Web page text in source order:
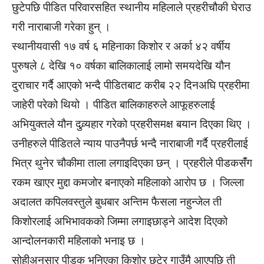
छुटेपछि पीडित परिवारसहित स्थानीय महिलाले प्रहरीचौकी घेराउ
गरी नाराबाजी गरेका हुन् ।
स्थानीयवासी १७ वर्ष ६ महिनाका किशोर र अर्का ४२ वर्षीय
पुरुषले ८ देखि १० वर्षका बालिकालाई लामो समयदेखि यौन
दुराचार गर्दै आएको भन्दै पीडितबाट करीब २२ दिनअघि प्रहरीमा
जाहेरी परेको थियो । पीडित बालिकाहरुले आफूहरुलाई
अभियुक्तले यौन दुव्र्यहार गरेको प्रहरीसमक्ष बयान दिएका थिए ।
उनीहरुले पीडितले न्याय पाउनैपर्छ भन्दै नाराबाजी गर्दै प्रहरीलाई
भित्र थुनेर चौकीमा ताला लगाइदिएका छन् । प्रहरीले पीडकसंँग
रकम खाएर मुद्दा कमजोर बनाएको महिलाको आरोप छ । जिल्ला
अदालत कपिलवस्तुले बुधबार अन्तिम फैसला नहुन्जेल ती
किशोरलाई अभिभावकको जिम्मा लगाइछाड्ने आदेश दिएको
आन्दोलनकारी महिलाको भनाइ छ ।
सोहीअनुसार पीडक भनिएका किशोर छुटेर गाउँमै आएपछि ती